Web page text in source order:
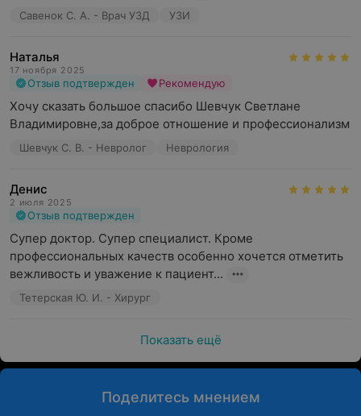
Обращаем ваше внимание, что обязательна
медицинские услуги могут иметь
противопоказания.
Савенок С. А. - Врач УЗД УЗИ
Наталья
17 ноября 2025
Отзыв подтвержден Рекомендую
Хочу сказать большое спасибо Шевчук Светлане
Владимировне,за доброе отношение и профессионализм
Шевчук С. В. - Невролог Неврология
Денис
2 июля 2025
Отзыв подтвержден
Супер доктор. Супер специалист. Кроме
профессиональных качеств особенно хочется отметить
вежливость и уважение к пациент...
Тетерская Ю. И. - Хирург
Показать ещё
Поделитесь мнением